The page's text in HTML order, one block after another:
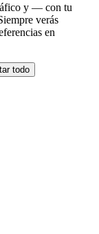
y — con tu
verás
en
todo